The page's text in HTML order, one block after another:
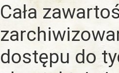
Cała
dostępu do